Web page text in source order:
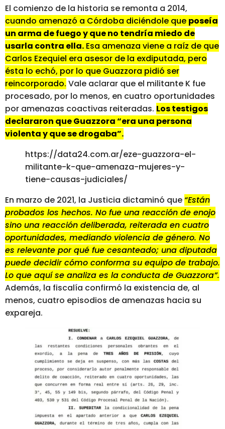
El comienzo de la historia se remonta a 2014,
cuando amenazó a Córdoba diciéndole que poseía
un arma de fuego y que no tendría miedo de
usarla contra ella. Esa amenaza viene a raíz de que
Carlos Ezequiel era asesor de la exdiputada, pero
ésta lo echó, por lo que Guazzora pidió ser
reincorporado. Vale aclarar que el militante K fue
procesado, por lo menos, en cuatro oportunidades
por amenazas coactivas reiteradas. Los testigos
declararon que Guazzora “era una persona
violenta y que se drogaba”.
https://data24.com.ar/eze-guazzora-el-
militante-k-que-amenaza-mujeres-y-
tiene-causas-judiciales/
En marzo de 2021, la Justicia dictaminó que“Están
probados los hechos. No fue una reacción de enojo
sino una reacción deliberada, reiterada en cuatro
oportunidades, mediando violencia de género. No
es relevante por qué fue cesanteado; una diputada
puede decidir cómo conforma su equipo de trabajo.
Lo que aquí se analiza es la conducta de Guazzora”.
Además, la fiscalía confirmó la existencia de, al
menos, cuatro episodios de amenazas hacia su
expareja.